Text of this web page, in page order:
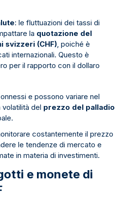
: le fluttuazioni dei tassi di
la quotazione del
svizzeri (CHF), poiché è
internazionali. Questo è
per il rapporto con il dollaro
e possono variare nel
del prezzo del palladio
costantemente il prezzo
le tendenze di mercato e
in materia di investimenti.
e monete di